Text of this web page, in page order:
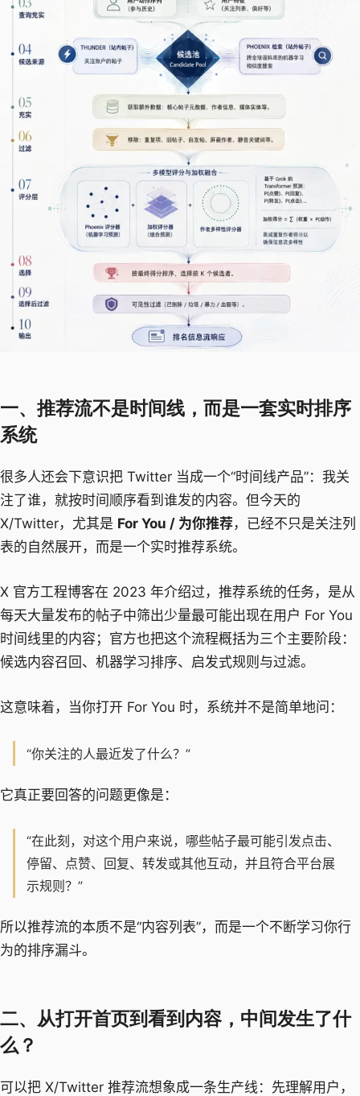
一、推荐流不是时间线，而是一套实时排序
系统
很多人还会下意识把 Twitter 当成一个“时间线产品”：我关
注了谁，就按时间顺序看到谁发的内容。但今天的
X/Twitter，尤其是 For You / 为你推荐，已经不只是关注列
表的自然展开，而是一个实时推荐系统。
X 官方工程博客在 2023 年介绍过，推荐系统的任务，是从
每天大量发布的帖子中筛出少量最可能出现在用户 For You
时间线里的内容；官方也把这个流程概括为三个主要阶段：
候选内容召回、机器学习排序、启发式规则与过滤。
这意味着，当你打开 For You 时，系统并不是简单地问：
“你关注的人最近发了什么？”
它真正要回答的问题更像是：
“在此刻，对这个用户来说，哪些帖子最可能引发点击、
停留、点赞、回复、转发或其他互动，并且符合平台展
示规则？”
所以推荐流的本质不是“内容列表”，而是一个不断学习你行
为的排序漏斗。
二、从打开首页到看到内容，中间发生了什
么？
可以把 X/Twitter 推荐流想象成一条生产线：先理解用户，